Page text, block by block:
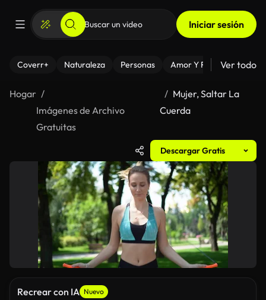
Iniciar sesión
Coverr+ Naturaleza Personas Amor Y Relaciones
Ver todo
Hogar
Imágenes de Archivo
Gratuitas
Mujer, Saltar La
Cuerda
Descargar Gratis
Recrear con IA Nuevo